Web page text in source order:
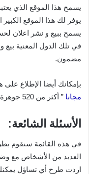
يسمح هذا الموقع الذي
يوفر لك هذا الموقع
يسمح ببيع و نشر اعلان
في تلك الدول المعنية
مضمون.
بإمكانك أيضا الإطلاع على
مجانا ” أكثر من 520 جوهرة أسبوعيا.
الأسئلة الشائعة:
في هذه القائمة سنقوم
العديد من الأشخاص مع
اردت طرح أي تساؤل